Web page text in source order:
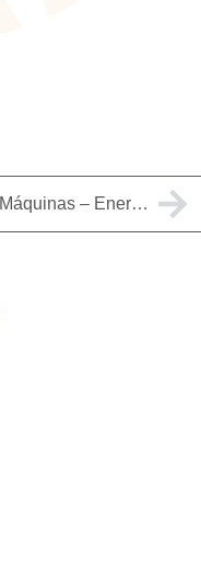
CSO Máquinas – Energia Solar em Indaial